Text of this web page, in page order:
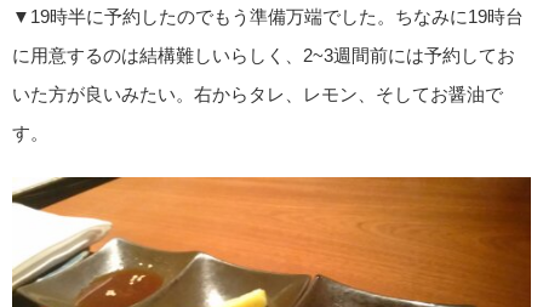
▼19時半に予約したのでもう準備万端でした。ちなみに19時台
に用意するのは結構難しいらしく、2~3週間前には予約してお
いた方が良いみたい。右からタレ、レモン、そしてお醤油で
す。